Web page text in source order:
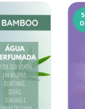
5